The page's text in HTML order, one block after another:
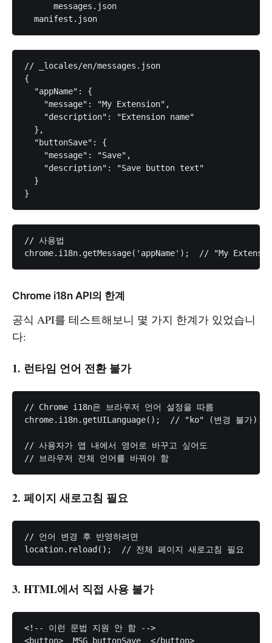
      messages.json
// _locales/en/messages.json
{
  "appName": {
    "message": "My Extension",
    "description": "Extension name"
  },
  "buttonSave": {
    "message": "Save",
    "description": "Save button text"
  }
// 사용법
Chrome i18n API의 한계
공식 API를 테스트해보니 몇 가지 한계가 있었습니
다:
1. 런타임 언어 전환 불가
// Chrome i18n은 브라우저 언어 설정을 따름
chrome.i18n.getUILanguage();  // "ko" (변경 불가)
// 사용자가 앱 내에서 영어로 바꾸고 싶어도
2. 페이지 새로고침 필요
// 언어 변경 후 반영하려면
3. HTML에서 직접 사용 불가
<!-- 이런 문법 지원 안 함 -->
<button>__MSG_buttonSave__</button>